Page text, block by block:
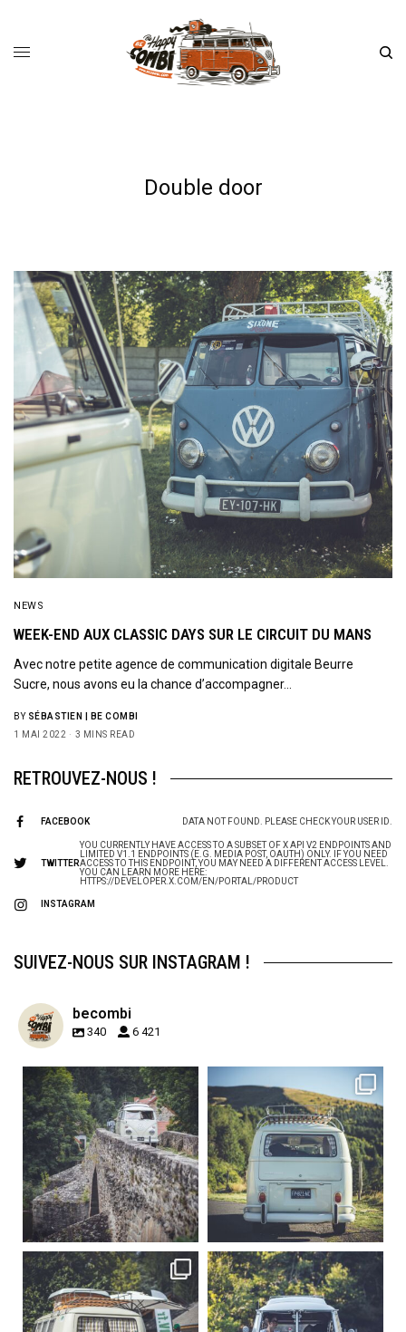
Double door
NEWS
WEEK-END AUX CLASSIC DAYS SUR LE CIRCUIT DU MANS
Avec notre petite agence de communication digitale Beurre
Sucre, nous avons eu la chance d’accompagner…
BY SÉBASTIEN | BE COMBI
1 MAI 2022
3 MINS READ
RETROUVEZ-NOUS !
FACEBOOK DATA NOT FOUND. PLEASE CHECK YOUR USER ID.
TWITTER
YOU CURRENTLY HAVE ACCESS TO A SUBSET OF X API V2 ENDPOINTS AND
LIMITED V1.1 ENDPOINTS (E.G. MEDIA POST, OAUTH) ONLY. IF YOU NEED
ACCESS TO THIS ENDPOINT, YOU MAY NEED A DIFFERENT ACCESS LEVEL.
YOU CAN LEARN MORE HERE:
HTTPS://DEVELOPER.X.COM/EN/PORTAL/PRODUCT
INSTAGRAM
SUIVEZ-NOUS SUR INSTAGRAM !
becombi
340 6 421
becombi
Sep 15
219
3
Sep 12
216
3
becombi becombi